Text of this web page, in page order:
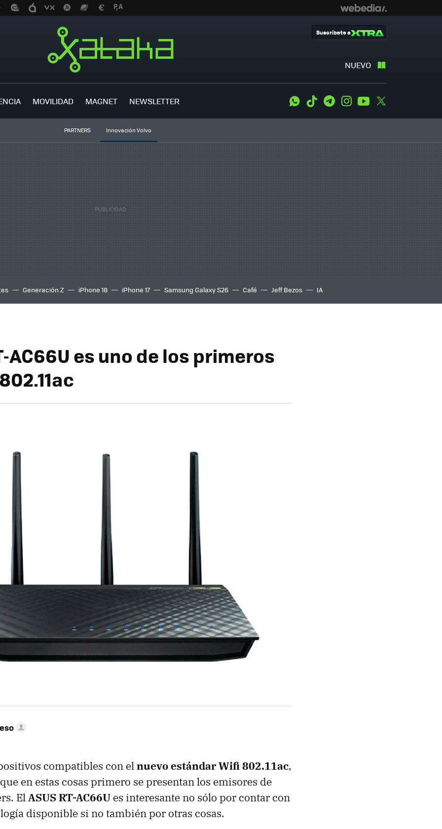
NUEVO
Suscríbete a
MOVILIDAD MAGNET NEWSLETTER WhatsApp
Tiktok TelegramInstagramYoutube
PARTNERS Innovación Volvo
Generación Z iPhone 18 iPhone 17 Samsung Galaxy S26 Café Jeff Bezos IA
AC66U es uno de los primeros
compatibles con elnuevo estándar Wifi 802.11ac,
en estas cosas primero se presentan los emisores de
ElASUSRT-AC66U es interesante no sólo por contar con
disponible si no también por otras cosas.